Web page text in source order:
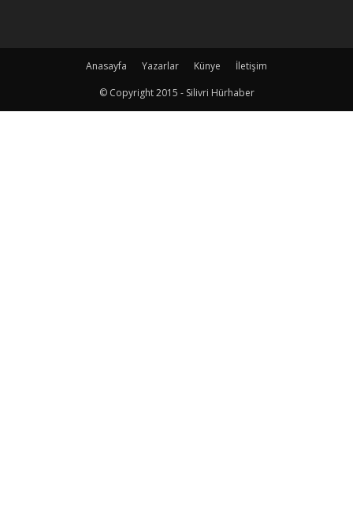
Anasayfa Yazarlar Künye
İletişim
© Copyright 2015 - Silivri Hürhaber